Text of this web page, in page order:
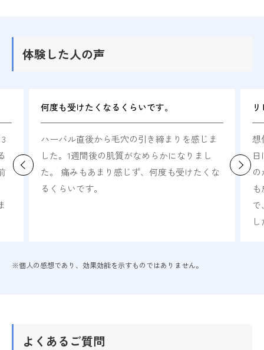
体験した人の声
何度も受けたくなるくらいです。
ハーバル直後から毛穴の引き締まりを感じま
した。1週間後の肌質がなめらかになりまし
た。 痛みもあまり感じず、何度も受けたくな
るくらいです。
リピ
想像
日はし
のが分
も皮
で、
した
※個人の感想であり、効果効能を示すものではありません。
よくあるご質問